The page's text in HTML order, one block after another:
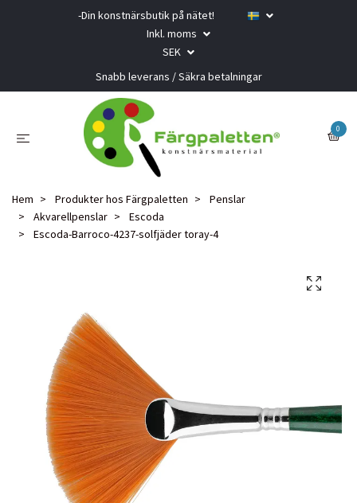
-Din konstnärsbutik på nätet!
Inkl. moms
SEK
Snabb leverans / Säkra betalningar
0
Hem Produkter hos Färgpaletten
Penslar
Akvarellpenslar
Escoda
Escoda-Barroco-4237-solfjäder toray-4